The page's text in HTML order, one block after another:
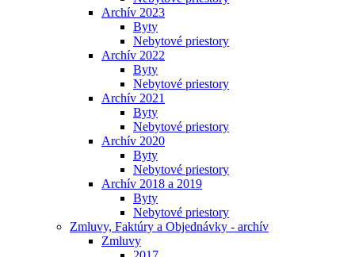
Archív 2023
Byty
Nebytové priestory
Archív 2022
Byty
Nebytové priestory
Archív 2021
Byty
Nebytové priestory
Archív 2020
Byty
Nebytové priestory
Archív 2018 a 2019
Byty
Nebytové priestory
Zmluvy, Faktúry a Objednávky - archív
Zmluvy